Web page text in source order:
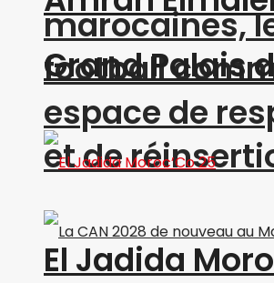
marocaines,
football
espace de
et de
Grand Palais
El Jadida